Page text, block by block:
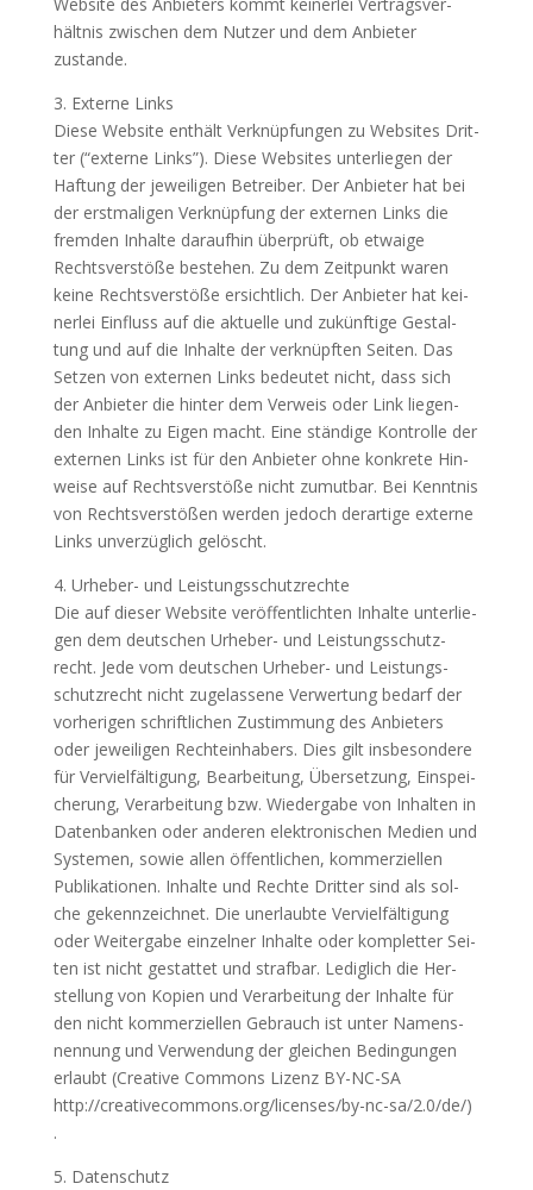
hält­nis zwi­schen dem Nut­zer und dem Anbie­ter
zustande.
3. Exter­ne Links
Die­se Web­site ent­hält Ver­knüp­fun­gen zu Web­sites Drit­
ter (“exter­ne Links”). Die­se Web­sites unter­lie­gen der
Haf­tung der jewei­li­gen Betrei­ber. Der Anbie­ter hat bei
der erst­ma­li­gen Ver­knüp­fung der exter­nen Links die
frem­den Inhal­te dar­auf­hin über­prüft, ob etwa­ige
Rechts­ver­stö­ße bestehen. Zu dem Zeit­punkt waren
kei­ne Rechts­ver­stö­ße ersicht­lich. Der Anbie­ter hat kei­
ner­lei Ein­fluss auf die aktu­el­le und zukünf­ti­ge Gestal­
tung und auf die Inhal­te der ver­knüpf­ten Sei­ten. Das
Set­zen von exter­nen Links bedeu­tet nicht, dass sich
der Anbie­ter die hin­ter dem Ver­weis oder Link lie­gen­
den Inhal­te zu Eigen macht. Eine stän­di­ge Kon­trol­le der
exter­nen Links ist für den Anbie­ter ohne kon­kre­te Hin­
wei­se auf Rechts­ver­stö­ße nicht zumut­bar. Bei Kennt­nis
von Rechts­ver­stö­ßen wer­den jedoch der­ar­ti­ge exter­ne
Links unver­züg­lich gelöscht.
4. Urhe­ber- und Leistungsschutzrechte
Die auf die­ser Web­site ver­öf­fent­lich­ten Inhal­te unter­lie­
gen dem deut­schen Urhe­ber- und Leis­tungs­schutz­
recht. Jede vom deut­schen Urhe­ber- und Leis­tungs­
schutz­recht nicht zuge­las­se­ne Ver­wer­tung bedarf der
vor­he­ri­gen schrift­li­chen Zustim­mung des Anbie­ters
oder jewei­li­gen Rech­te­inha­bers. Dies gilt ins­be­son­de­re
für Ver­viel­fäl­ti­gung, Bear­bei­tung, Über­set­zung, Ein­spei­
che­rung, Ver­ar­bei­tung bzw. Wie­der­ga­be von Inhal­ten in
Daten­ban­ken oder ande­ren elek­tro­ni­schen Medi­en und
Sys­te­men, sowie allen öffent­li­chen, kom­mer­zi­el­len
Publi­ka­tio­nen. Inhal­te und Rech­te Drit­ter sind als sol­
che gekenn­zeich­net. Die uner­laub­te Ver­viel­fäl­ti­gung
oder Wei­ter­ga­be ein­zel­ner Inhal­te oder kom­plet­ter Sei­
ten ist nicht gestat­tet und straf­bar. Ledig­lich die Her­
stel­lung von Kopien und Ver­ar­bei­tung der Inhal­te für
den nicht kom­mer­zi­el­len Gebrauch ist unter Namens­
nen­nung und Ver­wen­dung der glei­chen Bedin­gun­gen
erlaubt (Crea­ti­ve Com­mons Lizenz BY-NC-SA
http://creativecommons.org/licenses/by-nc-sa/2.0/de/)
.
5. Daten­schutz